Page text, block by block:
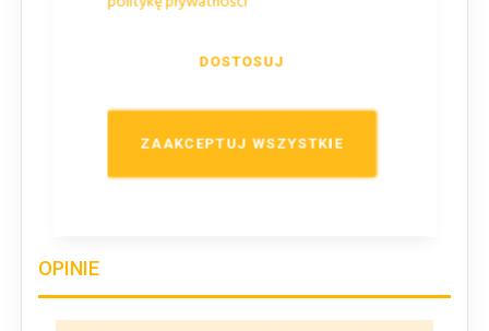
ZAAKCEPTUJ WSZYSTKIE
DOSTOSUJ
OPINIE